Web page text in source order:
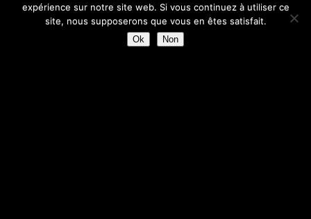
expérience sur notre site web. Si vous continuez à utiliser ce
site, nous supposerons que vous en êtes satisfait.
Ok Non